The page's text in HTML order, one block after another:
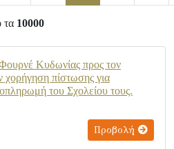
τα 10000
Κυδωνίας προς τον
χορήγηση πίστωσης για
του Σχολείου τους.
Προβολή